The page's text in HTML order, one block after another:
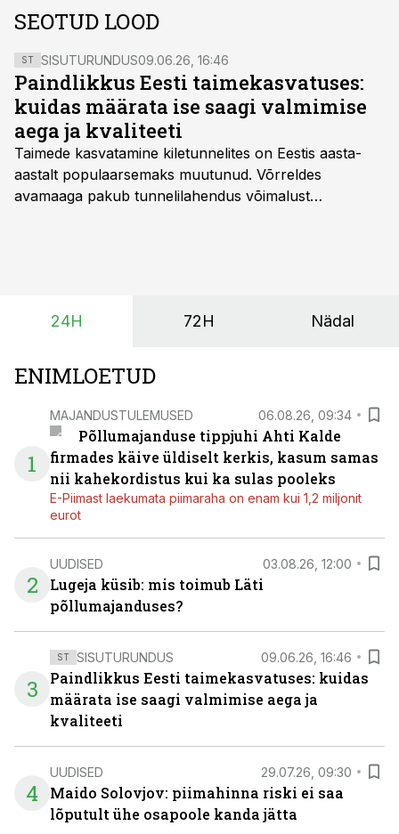
SEOTUD LOOD
ST SISUTURUNDUS09.06.26, 16:46
Paindlikkus Eesti taimekasvatuses:
kuidas määrata ise saagi valmimise
aega ja kvaliteeti
Taimede kasvatamine kiletunnelites on Eestis aasta-
aastalt populaarsemaks muutunud. Võrreldes
avamaaga pakub tunnelilahendus võimalust
24H 72H Nädal
ENIMLOETUD
1
MAJANDUSTULEMUSED 06.08.26, 09:34
Põllumajanduse tippjuhi Ahti Kalde
firmades käive üldiselt kerkis, kasum samas
nii kahekordistus kui ka sulas pooleks
E-Piimast laekumata piimaraha on enam kui 1,2 miljonit
eurot
2
UUDISED 03.08.26, 12:00
Lugeja küsib: mis toimub Läti
põllumajanduses?
3
ST SISUTURUNDUS 09.06.26, 16:46
Paindlikkus Eesti taimekasvatuses: kuidas
määrata ise saagi valmimise aega ja
kvaliteeti
4
UUDISED 29.07.26, 09:30
Maido Solovjov: piimahinna riski ei saa
lõputult ühe osapoole kanda jätta